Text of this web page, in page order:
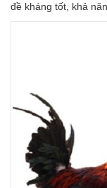
đề kháng tốt, khả